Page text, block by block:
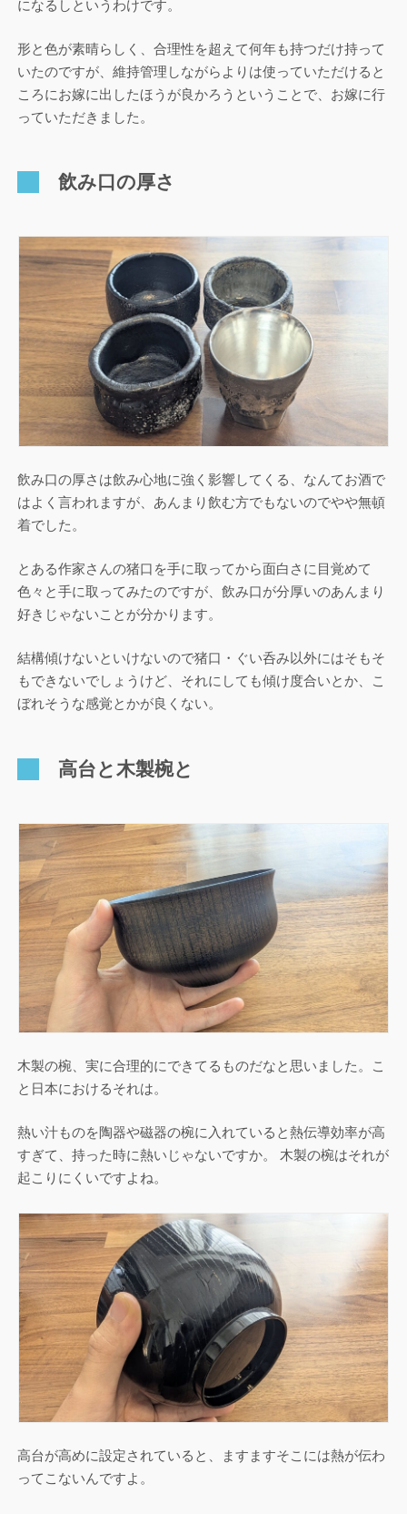
になるしというわけです。
形と色が素晴らしく、合理性を超えて何年も持つだけ持って
いたのですが、維持管理しながらよりは使っていただけると
ころにお嫁に出したほうが良かろうということで、お嫁に行
っていただきました。
飲み口の厚さ
飲み口の厚さは飲み心地に強く影響してくる、なんてお酒で
はよく言われますが、あんまり飲む方でもないのでやや無頓
着でした。
とある作家さんの猪口を手に取ってから面白さに目覚めて
色々と手に取ってみたのですが、飲み口が分厚いのあんまり
好きじゃないことが分かります。
結構傾けないといけないので猪口・ぐい呑み以外にはそもそ
もできないでしょうけど、それにしても傾け度合いとか、こ
ぼれそうな感覚とかが良くない。
高台と木製椀と
木製の椀、実に合理的にできてるものだなと思いました。こ
と日本におけるそれは。
熱い汁ものを陶器や磁器の椀に入れていると熱伝導効率が高
すぎて、持った時に熱いじゃないですか。 木製の椀はそれが
起こりにくいですよね。
高台が高めに設定されていると、ますますそこには熱が伝わ
ってこないんですよ。